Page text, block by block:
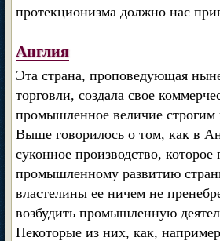
протекционизма должно нас
Англия
Эта страна, проповедующая
торговли, создала свое
промышленное величие строгим
Выше говорилось о том, как в
суконное производство,
промышленному развитию
властелины ее ничем не
возбудить промышленную
Некоторые из них, как,